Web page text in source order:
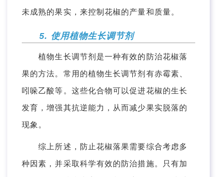
未成熟的果实，来控制花椒的产量和质量。
5. 使用植物生长调节剂
植物生长调节剂是一种有效的防治花椒落
果的方法。常用的植物生长调节剂有赤霉素、
吲哚乙酸等。这些化合物可以促进花椒的生长
发育，增强其抗逆能力，从而减少果实脱落的
现象。
综上所述，防止花椒落果需要综合考虑多
种因素，并采取科学有效的防治措施。只有加